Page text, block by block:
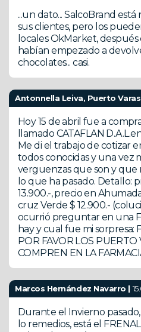
...un dato... SalcoBrand
sus clientes, pero los
locales OkMarket, después
habían empezado a
chocolates... casi.
Antonnella Leiva, Puerto
Hoy 15 de abril fue a
llamado CATAFLAN
Me di el trabajo de cotizar
todos conocidas y una vez
verguenzas que son y que
lo que ha pasado. Detallo:
13.900.-, precio en
cruz Verde $ 12.900.-
ocurrió preguntar en una
hay y cual fue mi sorpresa:
POR FAVOR LOS PUERTO
COMPREN EN LA
Marcos Hernández Navarro |
Durante el Invierno
lo remedios, está el